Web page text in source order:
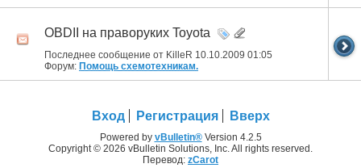
OBDII на праворуких Toyota
Последнее сообщение от KilleR 10.10.2009 01:05
Форум: Помощь схемотехникам.
Вход Регистрация Вверх
Powered by vBulletin®Version 4.2.5
Copyright © 2026 vBulletin Solutions, Inc. All rights reserved.
Перевод: zCarot